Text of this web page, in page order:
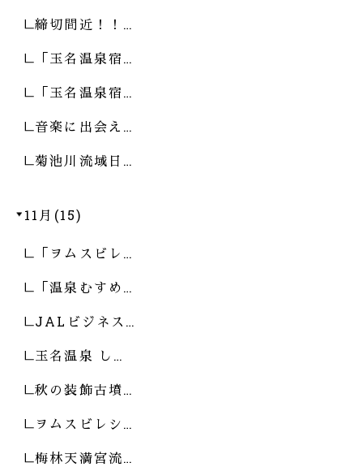
締切間近！！…
「玉名温泉宿…
「玉名温泉宿…
音楽に出会え…
菊池川流域日…
11月(15)
「ヲムスビレ…
「温泉むすめ…
JALビジネス…
玉名温泉 し…
秋の装飾古墳…
ヲムスビレシ…
梅林天満宮流…